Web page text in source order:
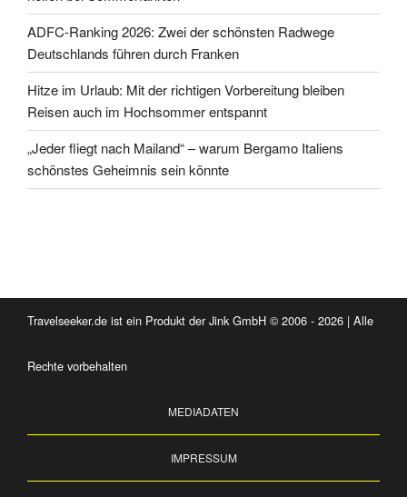
ADFC-Ranking 2026: Zwei der schönsten Radwege
Deutschlands führen durch Franken
Hitze im Urlaub: Mit der richtigen Vorbereitung bleiben
Reisen auch im Hochsommer entspannt
„Jeder fliegt nach Mailand“ – warum Bergamo Italiens
schönstes Geheimnis sein könnte
Travelseeker.de ist ein Produkt der Jink GmbH © 2006 - 2026 | Alle
Rechte vorbehalten
MEDIADATEN
IMPRESSUM